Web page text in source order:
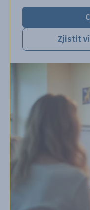
Zjistit